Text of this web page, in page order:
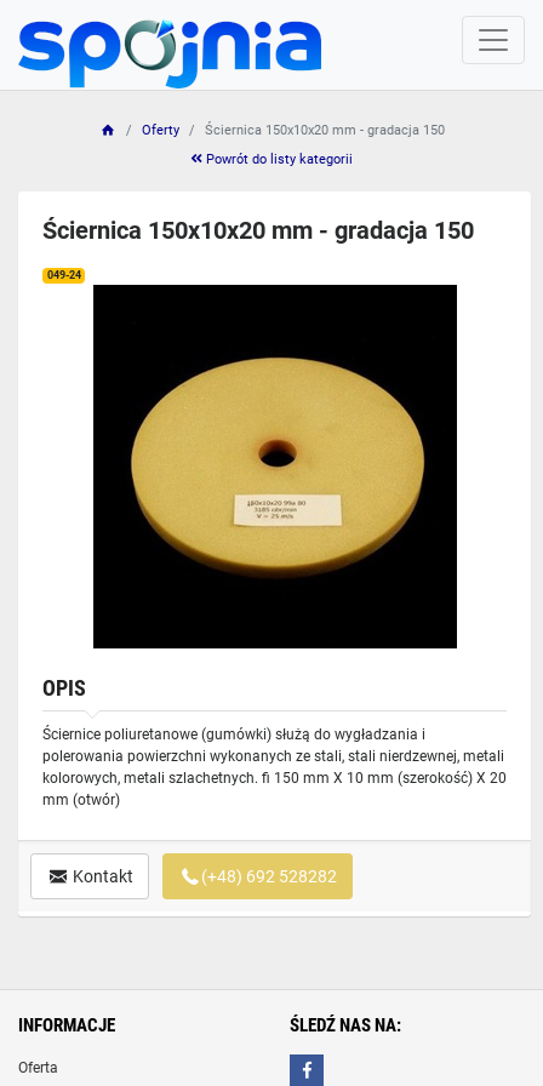
Oferty
Ściernica 150x10x20 mm - gradacja 150
Powrót do listy kategorii
Ściernica 150x10x20 mm - gradacja 150
049-24
OPIS
Ściernice poliuretanowe (gumówki) służą do wygładzania i
polerowania powierzchni wykonanych ze stali, stali nierdzewnej, metali
kolorowych, metali szlachetnych. fi 150 mm X 10 mm (szerokość) X 20
mm (otwór)
Kontakt (+48) 692 528282
INFORMACJE
Oferta
ŚLEDŹ NAS NA: